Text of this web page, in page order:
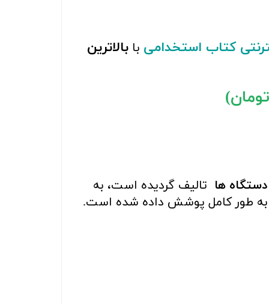
کتاب استخدامی با بالاترین
ها تالیف گردیده است، به
به طور کامل پوشش داده شده است.